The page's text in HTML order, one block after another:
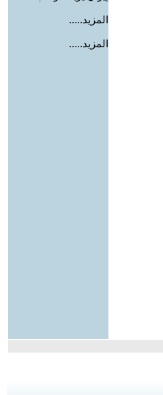
المزيد.....
المزيد.....